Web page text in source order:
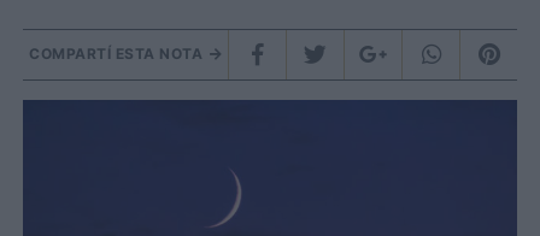
COMPARTÍ ESTA NOTA